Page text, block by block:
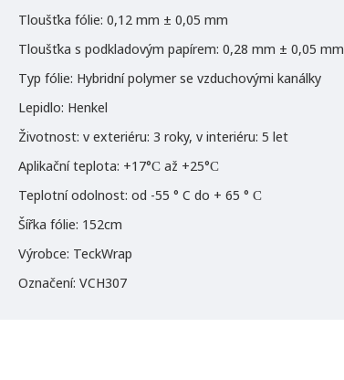
Tloušťka fólie: 0,12 mm ± 0,05 mm
Tloušťka s podkladovým papírem: 0,28 mm ± 0,05 mm
Typ fólie: Hybridní polymer se vzduchovými kanálky
Lepidlo: Henkel
Životnost: v exteriéru: 3 roky, v interiéru: 5 let
Aplikační teplota: +17°С až +25°С
Teplotní odolnost: od -55 ° C do + 65 ° С
Šířka fólie: 152cm
Výrobce: TeckWrap
Označení: VCH307